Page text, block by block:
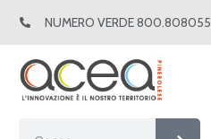
NUMERO VERDE 800.808055
Cerca